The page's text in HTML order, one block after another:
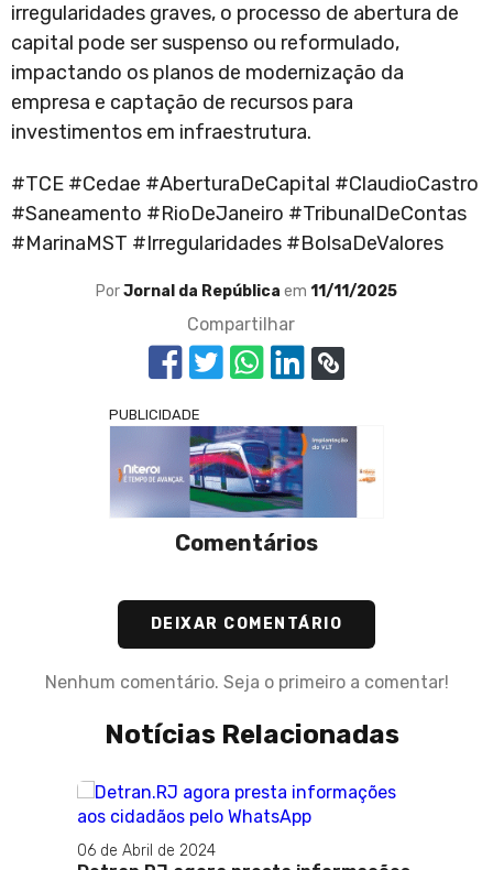
irregularidades graves, o processo de abertura de
capital pode ser suspenso ou reformulado,
impactando os planos de modernização da
empresa e captação de recursos para
investimentos em infraestrutura.
#TCE #Cedae #AberturaDeCapital #ClaudioCastro
#Saneamento #RioDeJaneiro #TribunalDeContas
#MarinaMST #Irregularidades #BolsaDeValores
PorJornal da República em 11/11/2025
Compartilhar
PUBLICIDADE
Comentários
DEIXAR COMENTÁRIO
Nenhum comentário. Seja o primeiro a comentar!
Notícias Relacionadas
06 de Abril de 2024